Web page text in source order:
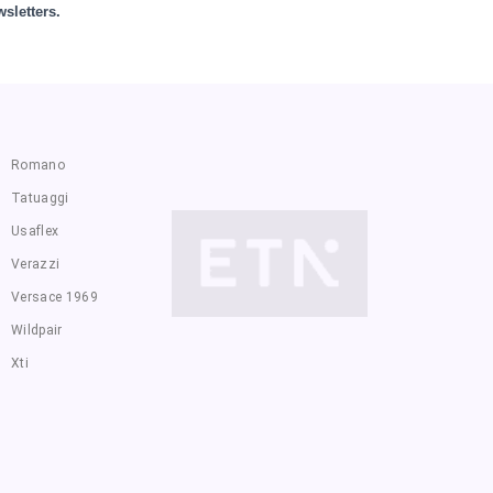
Romano
Tatuaggi
Usaflex
Verazzi
Versace 1969
Wildpair
Xti